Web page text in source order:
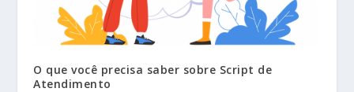
O que você precisa saber sobre Script de
Atendimento